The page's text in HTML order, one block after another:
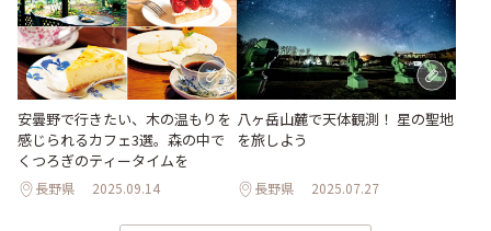
安曇野で行きたい、木の温もりを
感じられるカフェ3選。森の中で
くつろぎのティータイムを
長野県 2025.09.14
八ヶ岳山麓で天体観測！ 星の聖地
を旅しよう
長野県 2025.07.27